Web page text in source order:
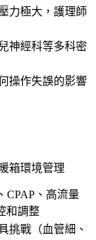
力極大，護理師
神經科等多科密
操作失誤的影響
箱環境管理
CPAP、高流量
和調整
挑戰（血管細、